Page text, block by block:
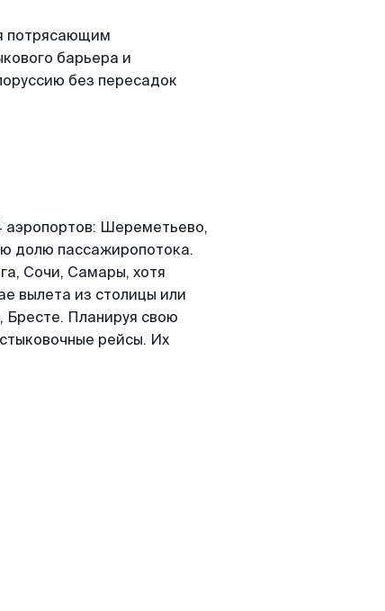
потрясающим
барьера и
без пересадок
аэропортов: Шереметьево,
долю пассажиропотока.
Сочи, Самары, хотя
вылета из столицы или
Бресте. Планируя свою
рейсы. Их